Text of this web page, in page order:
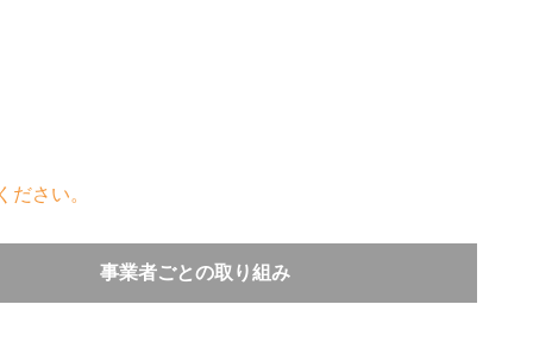
さい。
事業者ごとの取り組み